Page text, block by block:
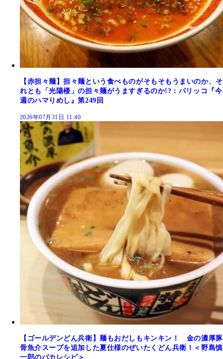
【赤担々麺】担々麺という食べものがそもそもうまいのか、そ
れとも「光陽楼」の担々麺がうますぎるのか!?：パリッコ『今
週のハマりめし』第249回
2026年07月31日 11:40
【ゴールデンどん兵衛】麺もおだしもキンキン！ 金の濃厚豚
骨魚介スープを追加した夏仕様のぜいたくどん兵衛！＜野島慎
一郎のバカレシピ＞